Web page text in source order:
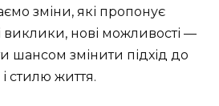
зміни, які пропонує
виклики, нові можливості —
шансом змінити підхід до
стилю життя.